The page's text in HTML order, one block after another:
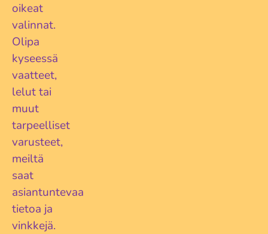
oikeat
valinnat.
Olipa
kyseessä
vaatteet,
lelut tai
muut
tarpeelliset
varusteet,
meiltä
saat
asiantuntevaa
tietoa ja
vinkkejä.